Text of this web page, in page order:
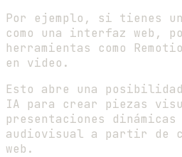
Por ejemplo, si tienes
como una interfaz web,
herramientas como
en video.
Esto abre una
IA para crear piezas
presentaciones
audiovisual a partir de
web.